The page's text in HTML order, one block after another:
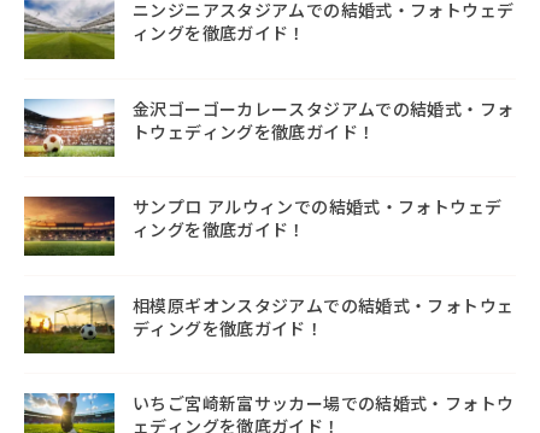
ニンジニアスタジアムでの結婚式・フォトウェデ
ィングを徹底ガイド！
金沢ゴーゴーカレースタジアムでの結婚式・フォ
トウェディングを徹底ガイド！
サンプロ アルウィンでの結婚式・フォトウェデ
ィングを徹底ガイド！
相模原ギオンスタジアムでの結婚式・フォトウェ
ディングを徹底ガイド！
いちご宮崎新富サッカー場での結婚式・フォトウ
ェディングを徹底ガイド！